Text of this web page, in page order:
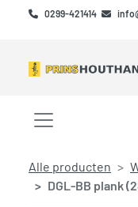
0299-421414
Menu openen/
Alle producten
DGL-BB plank